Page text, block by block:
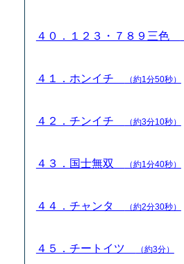
４０．１２３・７８９三色
４１．ホンイチ （約1分50秒）
４２．チンイチ （約3分10秒）
４３．国士無双 （約1分40秒）
４４．チャンタ （約2分30秒）
４５．チートイツ （約3分）